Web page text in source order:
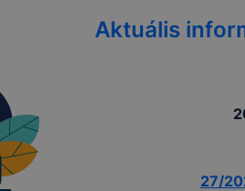
Aktuális
27/